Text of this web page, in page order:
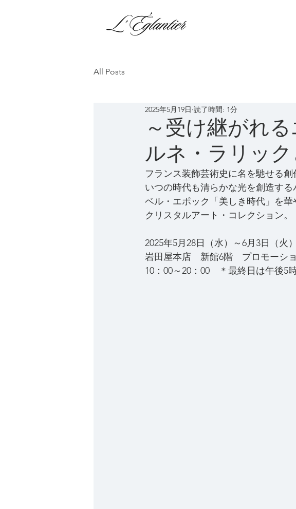
All Posts
～受け継が
ルネ・ラリッ
2025年5月19日 読了時間: 1分
フランス装飾芸術史に名を馳せる
いつの時代も清らかな光を創造する
ベル・エポック「美しき時代」を華
クリスタルアート・コレクション。
2025年5月28日（水）～6月3日（火）
岩田屋本店　新館6階　プロモーシ
10：00～20：00　＊最終日は午後5